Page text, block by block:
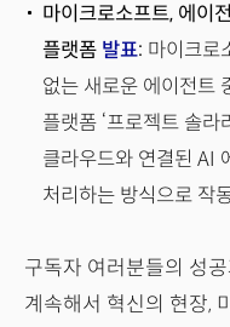
마이크로소프트, 에이
플랫폼 발표: 마이크로
없는 새로운 에이전트
플랫폼 ‘프로젝트 솔
클라우드와 연결된 AI
처리하는 방식으로 작
구독자 여러분들의 성
계속해서 혁신의 현장,